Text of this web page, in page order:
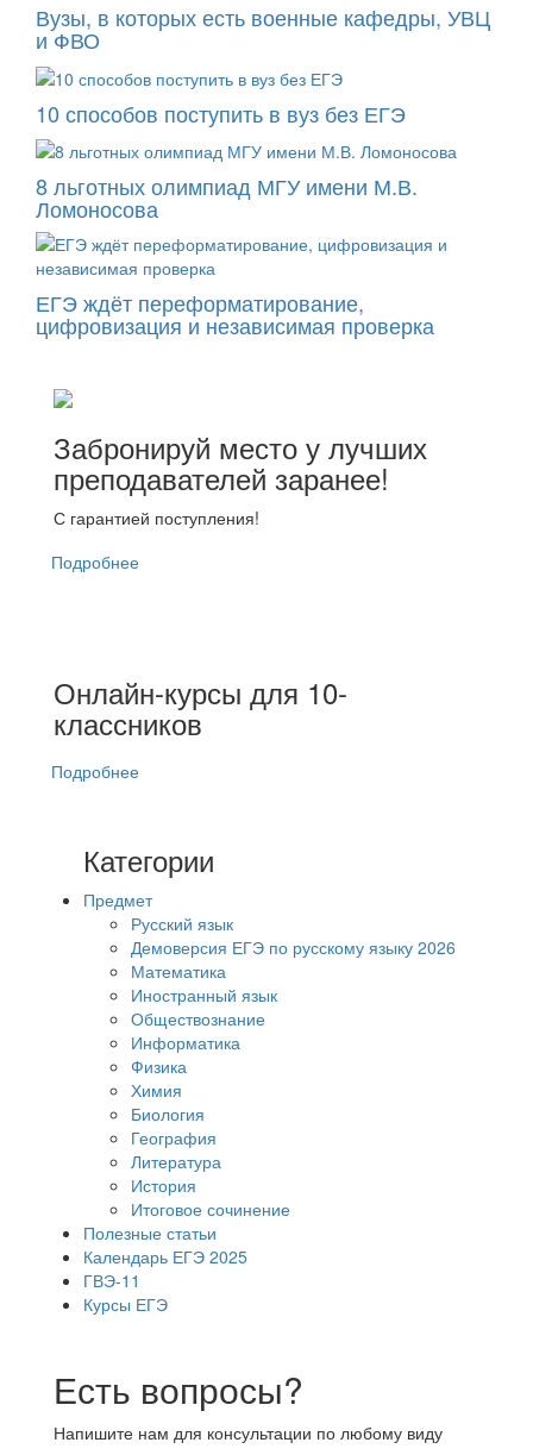
Вузы, в которых есть военные кафедры, УВЦ
и ФВО
10 способов поступить в вуз без ЕГЭ
8 льготных олимпиад МГУ имени М.В.
Ломоносова
ЕГЭ ждёт переформатирование,
цифровизация и независимая проверка
Забронируй место у лучших
преподавателей заранее!
С гарантией поступления!
Подробнее
Онлайн-курсы для 10-
классников
Подробнее
Категории
Предмет
Русский язык
Демоверсия ЕГЭ по русскому языку 2026
Математика
Иностранный язык
Обществознание
Информатика
Физика
Химия
Биология
География
Литература
История
Итоговое сочинение
Полезные статьи
Календарь ЕГЭ 2025
ГВЭ-11
Курсы ЕГЭ
Есть вопросы?
Напишите нам для консультации по любому виду